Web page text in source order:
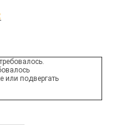
или подвергать